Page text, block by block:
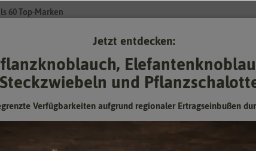
60 Top-Marken
Jetzt entdecken:
Steckzwiebeln und
Verfügbarkeiten aufgrund regionaler Ertragseinbußen